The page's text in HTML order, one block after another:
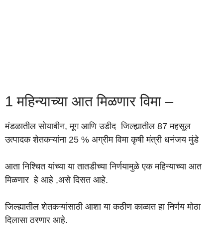
1 महिन्याच्या आत मिळणार विमा –
मंडळातील सोयाबीन, मूग आणि उडीद जिल्ह्यातील 87 महसूल
उत्पादक शेतकऱ्यांना 25 % अग्रीम विमा कृषी मंत्री धनंजय मुंडे
आता निश्चित यांच्या या तातडीच्या निर्णयामुळे एक महिन्याच्या आत
मिळणार हे आहे ,असे दिसत आहे.
जिल्ह्यातील शेतकऱ्यांसाठी आशा या कठीण काळात हा निर्णय मोठा
दिलासा ठरणार आहे.